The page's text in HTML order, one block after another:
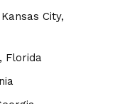
Kansas City,
Florida